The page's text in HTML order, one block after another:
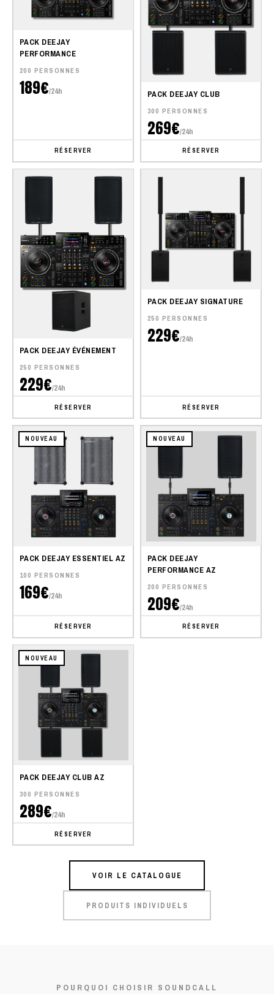
PACK DEEJAY
PERFORMANCE
200 PERSONNES
189€/24h
RÉSERVER
PACK DEEJAY CLUB
300 PERSONNES
269€/24h
RÉSERVER
PACK DEEJAY ÉVÉNEMENT
250 PERSONNES
229€/24h
RÉSERVER
PACK DEEJAY SIGNATURE
250 PERSONNES
229€/24h
RÉSERVER
NOUVEAU
PACK DEEJAY ESSENTIEL AZ
100 PERSONNES
169€/24h
RÉSERVER
NOUVEAU
PACK DEEJAY
PERFORMANCE AZ
200 PERSONNES
209€/24h
RÉSERVER
NOUVEAU
PACK DEEJAY CLUB AZ
300 PERSONNES
289€/24h
RÉSERVER
VOIR LE CATALOGUE
PRODUITS INDIVIDUELS
POURQUOI CHOISIR SOUNDCALL